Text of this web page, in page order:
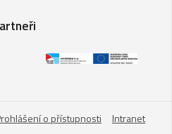
o přístupnosti Intranet